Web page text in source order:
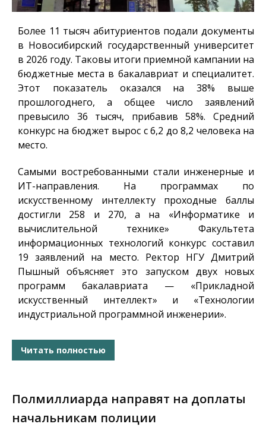
Более 11 тысяч абитуриентов подали документы
в Новосибирский государственный университет
в 2026 году. Таковы итоги приемной кампании на
бюджетные места в бакалавриат и специалитет.
Этот показатель оказался на 38% выше
прошлогоднего, а общее число заявлений
превысило 36 тысяч, прибавив 58%. Средний
конкурс на бюджет вырос с 6,2 до 8,2 человека на
место.
Самыми востребованными стали инженерные и
ИТ-направления. На программах по
искусственному интеллекту проходные баллы
достигли 258 и 270, а на «Информатике и
вычислительной технике» Факультета
информационных технологий конкурс составил
19 заявлений на место. Ректор НГУ Дмитрий
Пышный объясняет это запуском двух новых
программ бакалавриата — «Прикладной
искусственный интеллект» и «Технологии
индустриальной программной инженерии».
Читать полностью
Полмиллиарда направят на доплаты
начальникам полиции